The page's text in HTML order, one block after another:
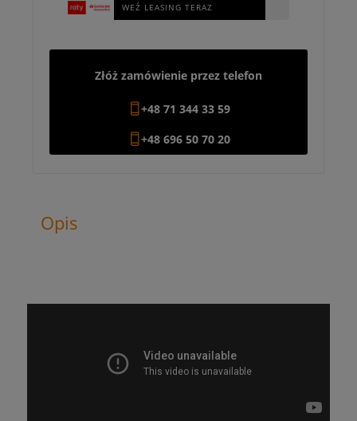
WEŹ LEASING TERAZ
Złóż zamówienie przez telefon
+48 71 344 33 59
+48 696 50 70 20
Opis